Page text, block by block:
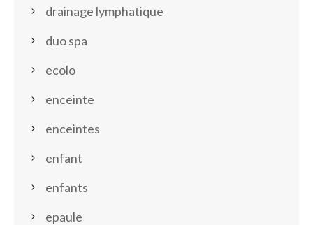
drainage lymphatique
duo spa
ecolo
enceinte
enceintes
enfant
enfants
epaule